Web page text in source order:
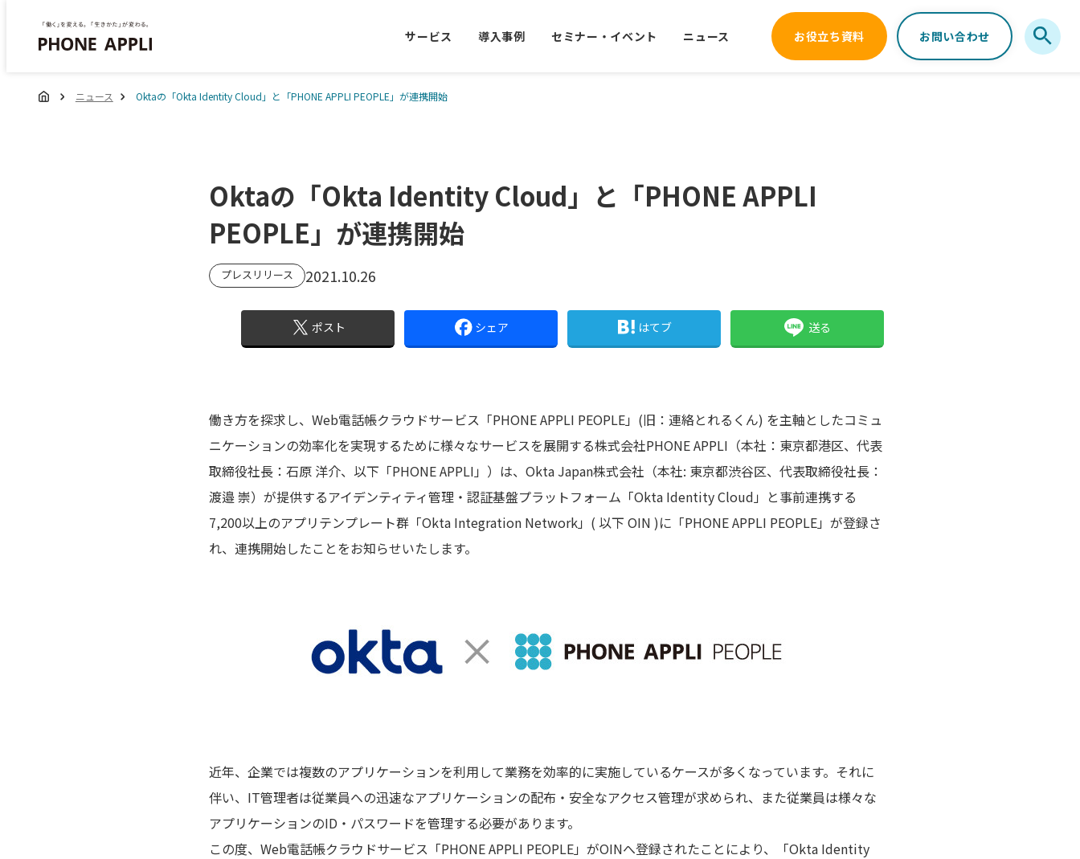
サービス 導入事例 セミナー・イベント ニュース お役立ち資料 お問い合わせ
ニュース Oktaの「Okta Identity Cloud」と「PHONE APPLI PEOPLE」が連携開始
Oktaの「Okta Identity Cloud」と「PHONE APPLI
PEOPLE」が連携開始
プレスリリース 2021.10.26
ポスト シェア はてブ 送る
働き方を探求し、Web電話帳クラウドサービス「PHONE APPLI PEOPLE」(旧：連絡とれるくん) を主軸としたコミュ
ニケーションの効率化を実現するために様々なサービスを展開する株式会社PHONE APPLI（本社：東京都港区、代表
取締役社長：石原 洋介、以下「PHONE APPLI」）は、Okta Japan株式会社（本社: 東京都渋谷区、代表取締役社長：
渡邉 崇）が提供するアイデンティティ管理・認証基盤プラットフォーム「Okta Identity Cloud」と事前連携する
7,200以上のアプリテンプレート群「Okta Integration Network」( 以下 OIN )に「PHONE APPLI PEOPLE」が登録さ
れ、連携開始したことをお知らせいたします。
近年、企業では複数のアプリケーションを利用して業務を効率的に実施しているケースが多くなっています。それに
伴い、IT管理者は従業員への迅速なアプリケーションの配布・安全なアクセス管理が求められ、また従業員は様々な
アプリケーションのID・パスワードを管理する必要があります。
この度、Web電話帳クラウドサービス「PHONE APPLI PEOPLE」がOINへ登録されたことにより、「Okta Identity